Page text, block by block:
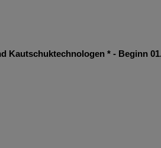
Kautschuktechnologen * - Beginn